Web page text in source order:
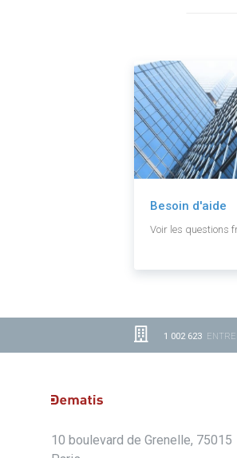
Besoin d'aide
Voir les questions
1 002 623
10 boulevard de Grenelle, 75015